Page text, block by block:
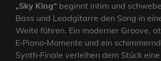
„Sky King“ beginnt intim und
Bass und Leadgitarre den Song in
Weite führen. Ein moderner Groove,
E‑Piano‑Momente und ein
Synth‑Finale verleihen dem Stück